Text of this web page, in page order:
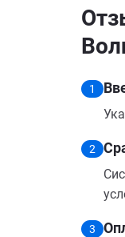
1
2
3